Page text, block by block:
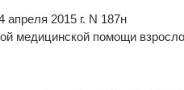
2015 г. N 187н
медицинской помощи